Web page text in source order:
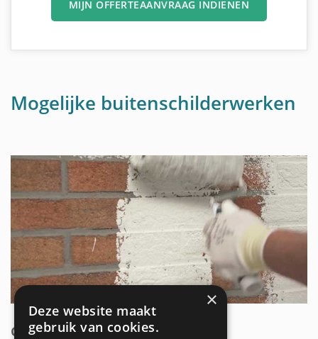
MIJN OFFERTEAANVRAAG INDIENEN
Mogelijke buitenschilderwerken
GEVEL SCHILDEREN
×
Deze website maakt
gebruik van cookies.